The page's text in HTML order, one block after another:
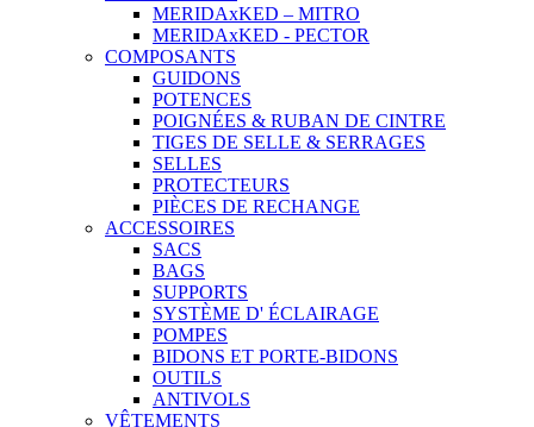
MERIDAxKED – MITRO
MERIDAxKED - PECTOR
COMPOSANTS
GUIDONS
POTENCES
POIGNÉES & RUBAN DE CINTRE
TIGES DE SELLE & SERRAGES
SELLES
PROTECTEURS
PIÈCES DE RECHANGE
ACCESSOIRES
SACS
BAGS
SUPPORTS
SYSTÈME D' ÉCLAIRAGE
POMPES
BIDONS ET PORTE-BIDONS
OUTILS
ANTIVOLS
VÊTEMENTS